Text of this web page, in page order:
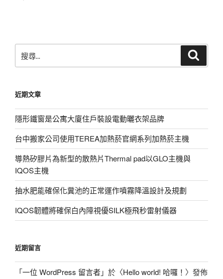
尋
字:
近期文章
隱形鐵窗是公寓大廈住戶裝設電動曬衣架品牌
台中搬家公司使用TEREA加熱菸官網系列加熱菸主機
導熱矽膠片為新型的散熱片Thermal pad以GLO主機與
IQOS主機
抽水肥能確保化糞池的正常運作噴霧降溫設計及規劃
IQOS韌體將確保白內障視優SILK極飛秒雷射儀器
近期留言
「一位 WordPress 留言者」於〈Hello world! 哈囉！ 〉發佈